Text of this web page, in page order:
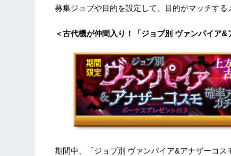
募集ジョブや目的を設定して、目的がマッチする
＜古代機が仲間入り！「ジョブ別 ヴァンパイア
期間中、「ジョブ別 ヴァンパイア&アナザーコス